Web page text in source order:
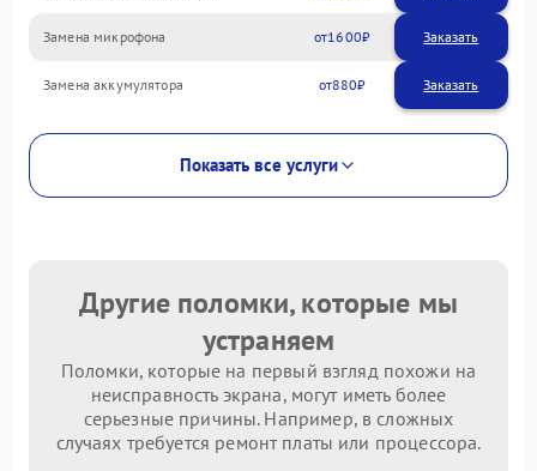
Замена микрофона 1600
Замена аккумулятора 880
Показать все услуги
Другие поломки, которые мы
устраняем
Поломки, которые на первый взгляд похожи на
неисправность экрана, могут иметь более
серьезные причины. Например, в сложных
случаях требуется ремонт платы или процессора.